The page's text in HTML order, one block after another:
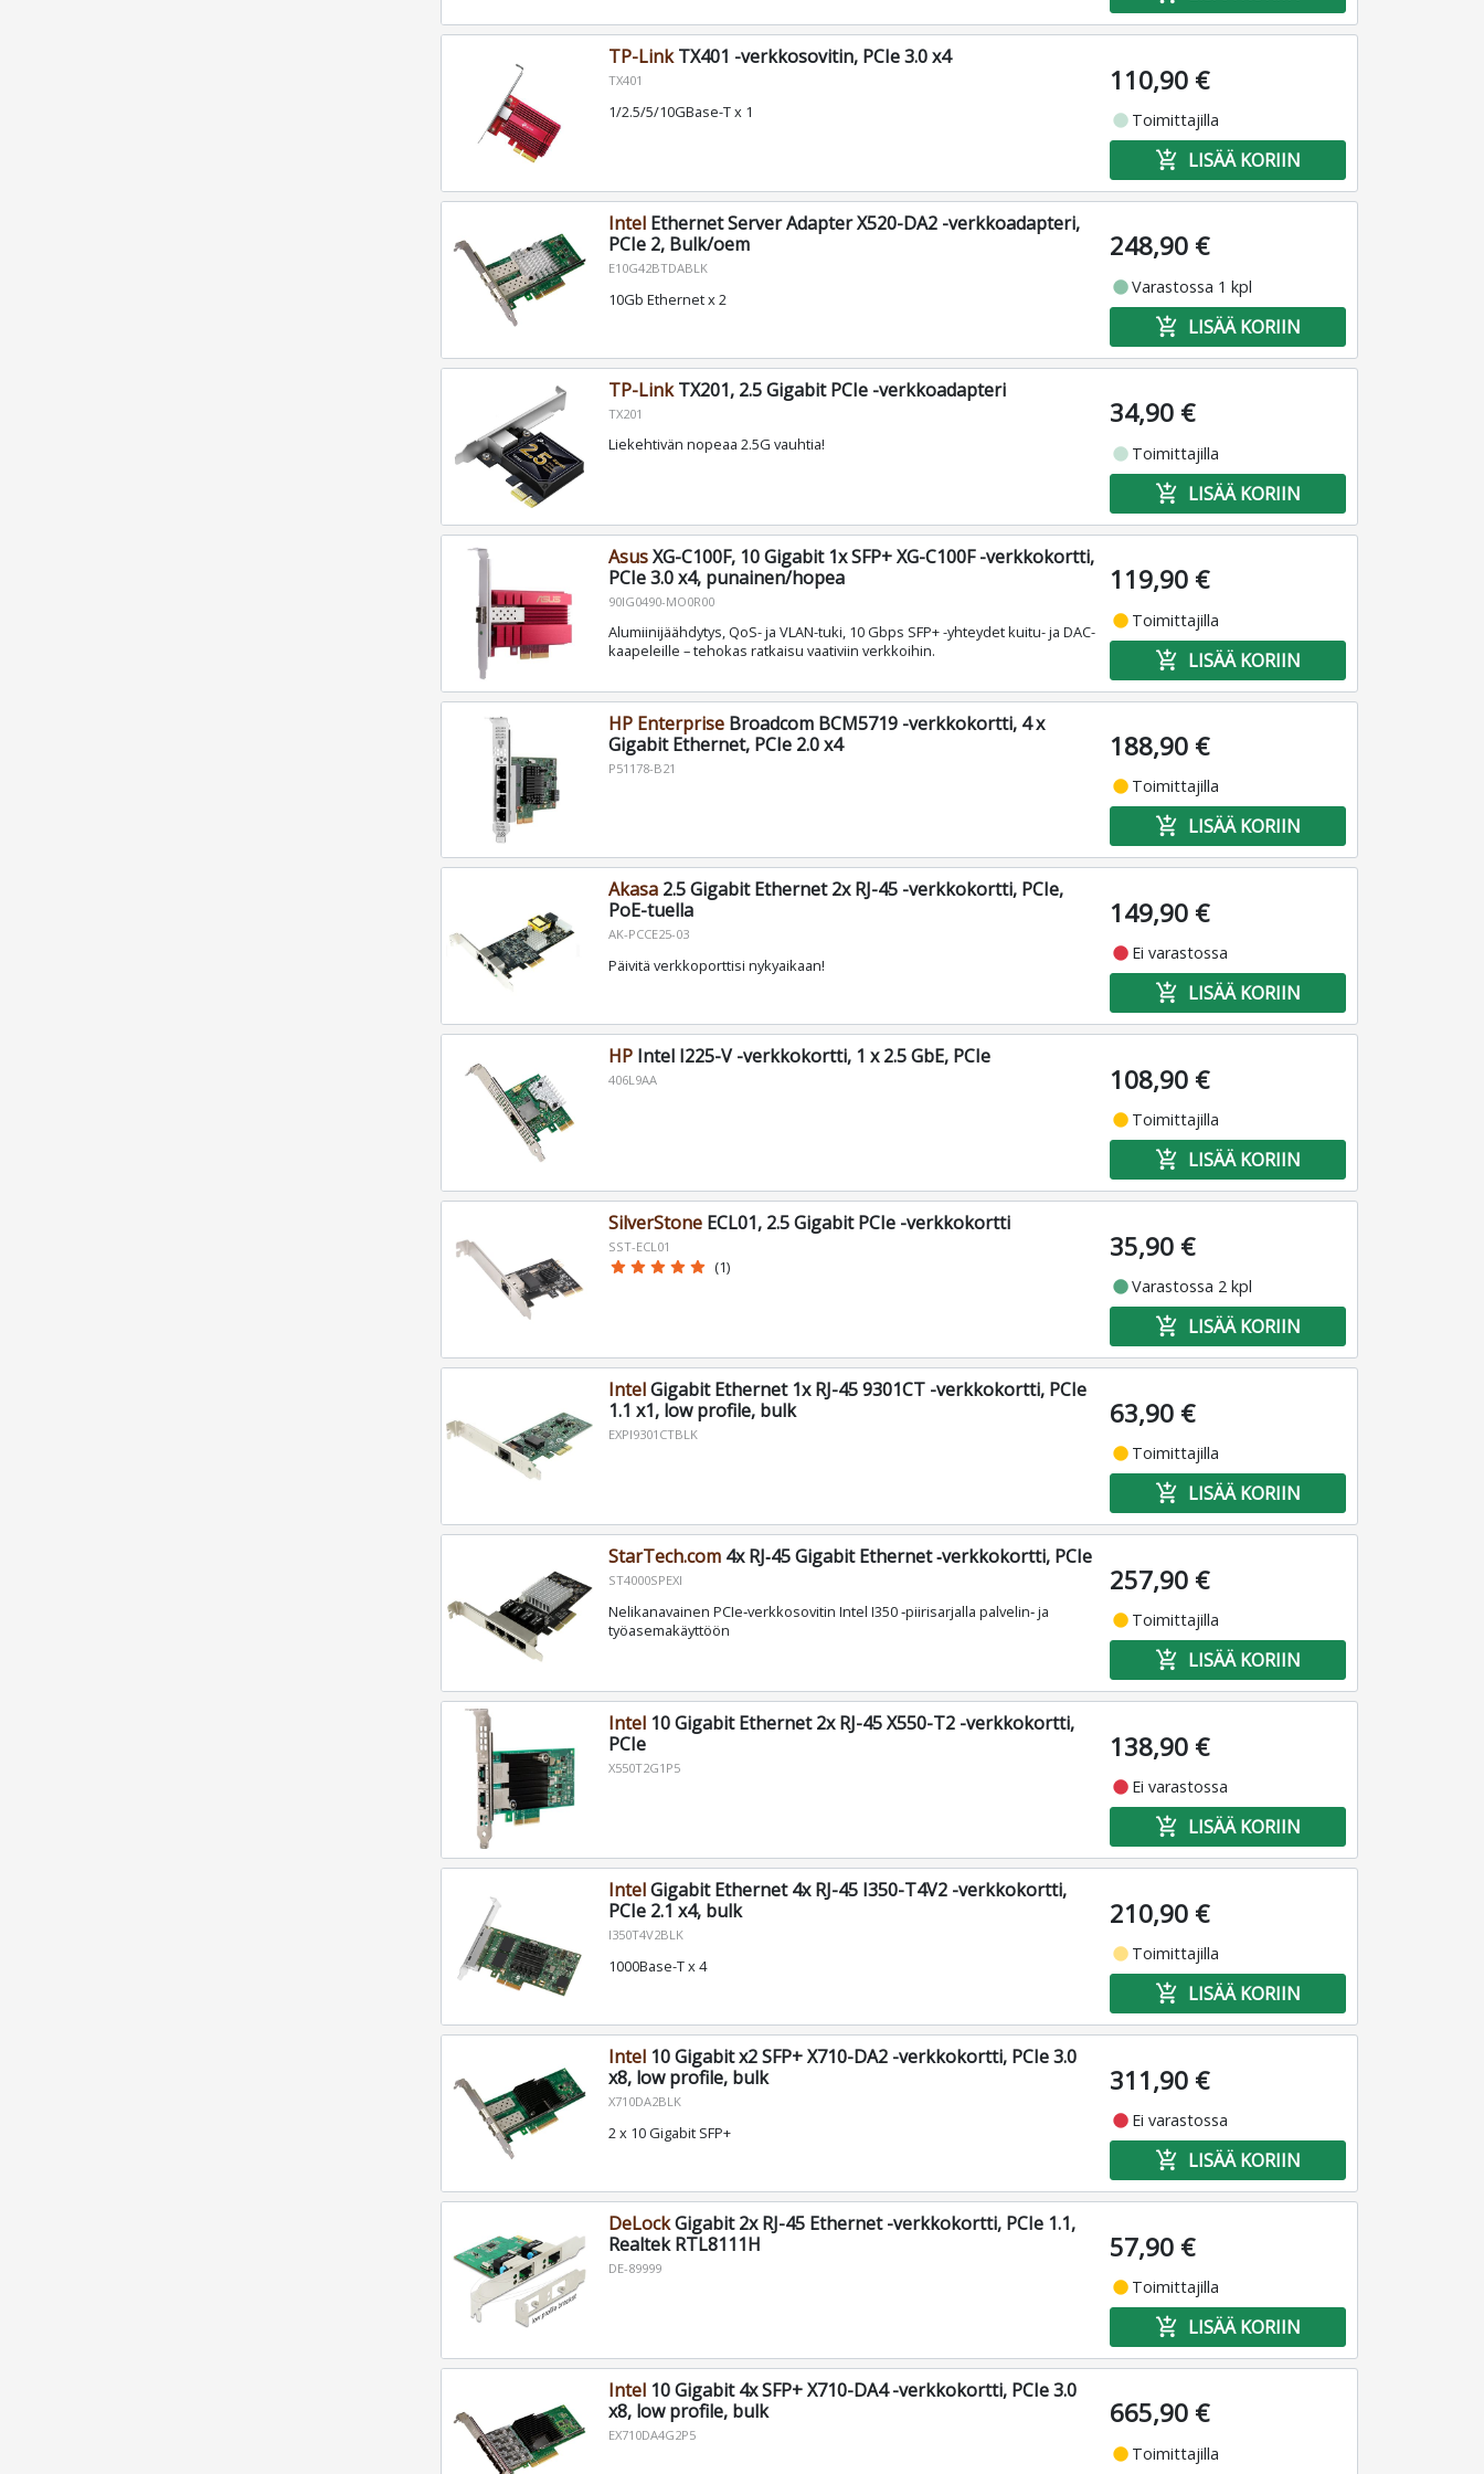
TP-LinkTX401 -verkkosovitin, PCIe 3.0 x4
TX401
1/2.5/5/10GBase-T x 1
110,90 €
fiber_manual_record Toimittajilla
add_shopping_cart LISÄÄ KORIIN
IntelEthernet Server Adapter X520-DA2 -verkkoadapteri,
PCIe 2, Bulk/oem
E10G42BTDABLK
10Gb Ethernet x 2
248,90 €
fiber_manual_recordVarastossa 1 kpl
add_shopping_cart LISÄÄ KORIIN
TP-LinkTX201, 2.5 Gigabit PCIe -verkkoadapteri
TX201
Liekehtivän nopeaa 2.5G vauhtia!
34,90 €
fiber_manual_record Toimittajilla
add_shopping_cart LISÄÄ KORIIN
AsusXG-C100F, 10 Gigabit 1x SFP+ XG-C100F -verkkokortti,
PCIe 3.0 x4, punainen/hopea
90IG0490-MO0R00
Alumiinijäähdytys, QoS- ja VLAN-tuki, 10 Gbps SFP+ -yhteydet kuitu- ja DAC-
kaapeleille – tehokas ratkaisu vaativiin verkkoihin.
119,90 €
fiber_manual_record Toimittajilla
add_shopping_cart LISÄÄ KORIIN
HP EnterpriseBroadcom BCM5719 -verkkokortti, 4 x
Gigabit Ethernet, PCIe 2.0 x4
P51178-B21
188,90 €
fiber_manual_record Toimittajilla
add_shopping_cart LISÄÄ KORIIN
Akasa2.5 Gigabit Ethernet 2x RJ-45 -verkkokortti, PCIe,
PoE-tuella
AK-PCCE25-03
Päivitä verkkoporttisi nykyaikaan!
149,90 €
fiber_manual_record Ei varastossa
add_shopping_cart LISÄÄ KORIIN
HPIntel I225-V -verkkokortti, 1 x 2.5 GbE, PCIe
406L9AA 108,90 €
fiber_manual_record Toimittajilla
add_shopping_cart LISÄÄ KORIIN
SilverStoneECL01, 2.5 Gigabit PCIe -verkkokortti
SST-ECL01
star star star star star (1)
35,90 €
fiber_manual_recordVarastossa 2 kpl
add_shopping_cart LISÄÄ KORIIN
IntelGigabit Ethernet 1x RJ-45 9301CT -verkkokortti, PCIe
1.1 x1, low profile, bulk
EXPI9301CTBLK
63,90 €
fiber_manual_record Toimittajilla
add_shopping_cart LISÄÄ KORIIN
StarTech.com4x RJ‑45 Gigabit Ethernet ‑verkkokortti, PCIe
ST4000SPEXI
Nelikanavainen PCIe‑verkkosovitin Intel I350 ‑piirisarjalla palvelin‑ ja
työasemakäyttöön
257,90 €
fiber_manual_record Toimittajilla
add_shopping_cart LISÄÄ KORIIN
Intel10 Gigabit Ethernet 2x RJ-45 X550-T2 -verkkokortti,
PCIe
X550T2G1P5
138,90 €
fiber_manual_record Ei varastossa
add_shopping_cart LISÄÄ KORIIN
IntelGigabit Ethernet 4x RJ-45 I350-T4V2 -verkkokortti,
PCIe 2.1 x4, bulk
I350T4V2BLK
1000Base-T x 4
210,90 €
fiber_manual_record Toimittajilla
add_shopping_cart LISÄÄ KORIIN
Intel10 Gigabit x2 SFP+ X710-DA2 -verkkokortti, PCIe 3.0
x8, low profile, bulk
X710DA2BLK
2 x 10 Gigabit SFP+
311,90 €
fiber_manual_record Ei varastossa
add_shopping_cart LISÄÄ KORIIN
DeLockGigabit 2x RJ-45 Ethernet -verkkokortti, PCIe 1.1,
Realtek RTL8111H
DE-89999
57,90 €
fiber_manual_record Toimittajilla
add_shopping_cart LISÄÄ KORIIN
Intel10 Gigabit 4x SFP+ X710-DA4 -verkkokortti, PCIe 3.0
x8, low profile, bulk
EX710DA4G2P5
665,90 €
fiber_manual_record Toimittajilla